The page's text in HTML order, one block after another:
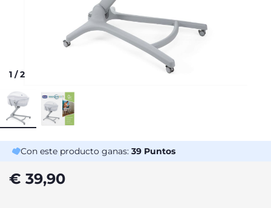
1 /2
Con este producto ganas: 39 Puntos
€ 39,90